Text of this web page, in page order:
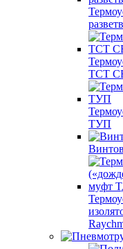
TCT
ТУП